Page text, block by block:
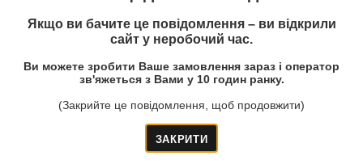
Якщо ви бачите це повідомлення – ви відкрили
сайт у неробочий час.
Ви можете зробити Ваше замовлення зараз і оператор
зв'яжеться з Вами у 10 годин ранку.
(Закрийте це повідомлення, щоб продовжити)
4.4. Замовлення вважається оформленим та прийнятим до
виконання лише в тому випадку, якщо:
Веб-сайті, натиснув кнопку «Замовити!», Оператор коллцентру в
телефонному режимі зв'язався з Покупцем для підтвердження
4.4.2. Покупець оформляє Замовлення Товару в телефонному
режимі через коллцентр та Оператор підтвердив Покупцеві
інформацію про те, що Замовлення прийнято до виконання.